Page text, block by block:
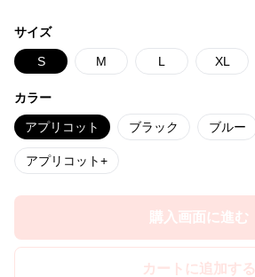
サイズ
S M L XL
カラー
アプリコット ブラック ブルー
アプリコット+
購入画面に進む
カートに追加する